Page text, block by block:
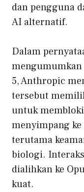
dan pengguna
AI alternatif.
Dalam
mengumumkan
5, Anthropic
tersebut
untuk
menyimpang
terutama
biologi.
dialihkan ke
kuat.